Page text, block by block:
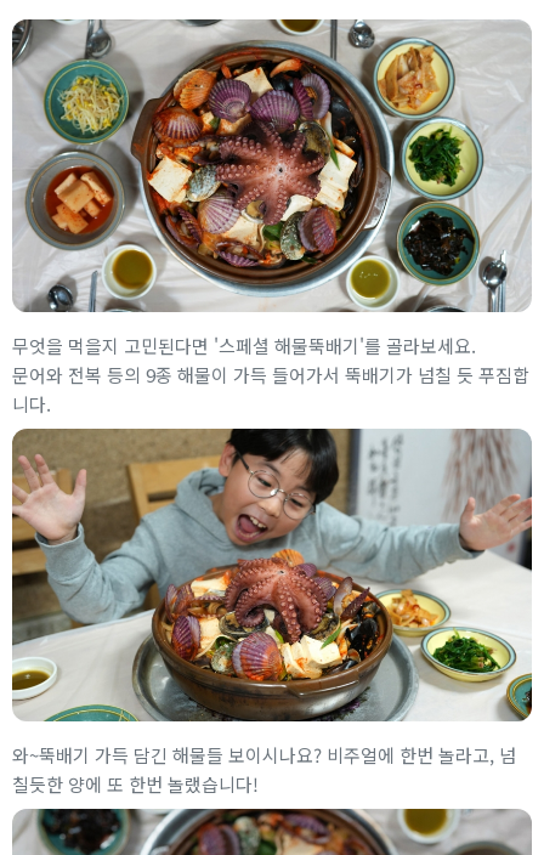
무엇을 먹을지 고민된다면 '스페셜 해물뚝배기'를 골라보세요.
문어와 전복 등의 9종 해물이 가득 들어가서 뚝배기가 넘칠 듯 푸짐합
니다.
와~뚝배기 가득 담긴 해물들 보이시나요? 비주얼에 한번 놀라고, 넘
칠듯한 양에 또 한번 놀랬습니다!